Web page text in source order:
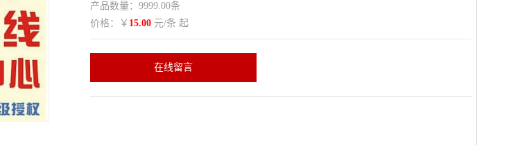
产品数量：9999.00条
价格：￥ 15.00 元/条 起
在线留言